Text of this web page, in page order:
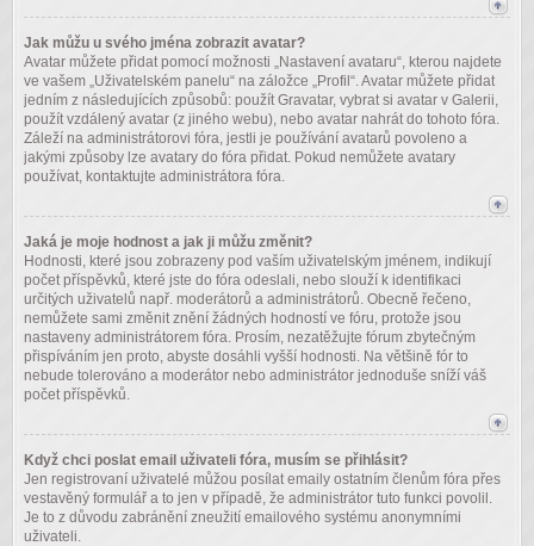
Jak můžu u svého jména zobrazit avatar?
Avatar můžete přidat pomocí možnosti „Nastavení avataru“, kterou najdete
ve vašem „Uživatelském panelu“ na záložce „Profil“. Avatar můžete přidat
jedním z následujících způsobů: použít Gravatar, vybrat si avatar v Galerii,
použít vzdálený avatar (z jiného webu), nebo avatar nahrát do tohoto fóra.
Záleží na administrátorovi fóra, jestli je používání avatarů povoleno a
jakými způsoby lze avatary do fóra přidat. Pokud nemůžete avatary
používat, kontaktujte administrátora fóra.
Jaká je moje hodnost a jak ji můžu změnit?
Hodnosti, které jsou zobrazeny pod vaším uživatelským jménem, indikují
počet příspěvků, které jste do fóra odeslali, nebo slouží k identifikaci
určitých uživatelů např. moderátorů a administrátorů. Obecně řečeno,
nemůžete sami změnit znění žádných hodností ve fóru, protože jsou
nastaveny administrátorem fóra. Prosím, nezatěžujte fórum zbytečným
přispíváním jen proto, abyste dosáhli vyšší hodnosti. Na většině fór to
nebude tolerováno a moderátor nebo administrátor jednoduše sníží váš
počet příspěvků.
Když chci poslat email uživateli fóra, musím se přihlásit?
Jen registrovaní uživatelé můžou posílat emaily ostatním členům fóra přes
vestavěný formulář a to jen v případě, že administrátor tuto funkci povolil.
Je to z důvodu zabránění zneužití emailového systému anonymními
uživateli.